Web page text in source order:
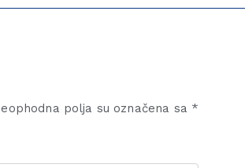
polja su označena sa *